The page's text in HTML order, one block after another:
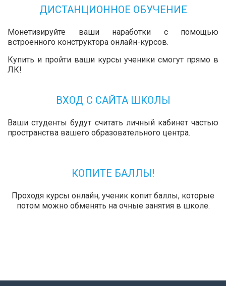
ДИСТАНЦИОННОЕ ОБУЧЕНИЕ
Монетизируйте ваши наработки с помощью
встроенного конструктора онлайн-курсов.
Купить и пройти ваши курсы ученики смогут прямо в
ЛК!
ВХОД С САЙТА ШКОЛЫ
Ваши студенты будут считать личный кабинет частью
пространства вашего образовательного центра.
КОПИТЕ БАЛЛЫ!
Проходя курсы онлайн, ученик копит баллы, которые
потом можно обменять на очные занятия в школе.